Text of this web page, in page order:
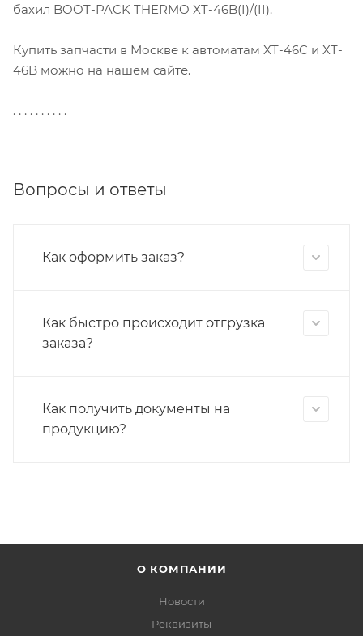
бахил BOOT-PACK THERMO XT-46B(I)/(II).
Купить запчасти в Москве к автоматам XT-46C и XT-
46B можно на нашем сайте.
. . . . . . . . . .
Вопросы и ответы
Как оформить заказ?
Как быстро происходит отгрузка
заказа?
Как получить документы на
продукцию?
О КОМПАНИИ
Новости
Реквизиты